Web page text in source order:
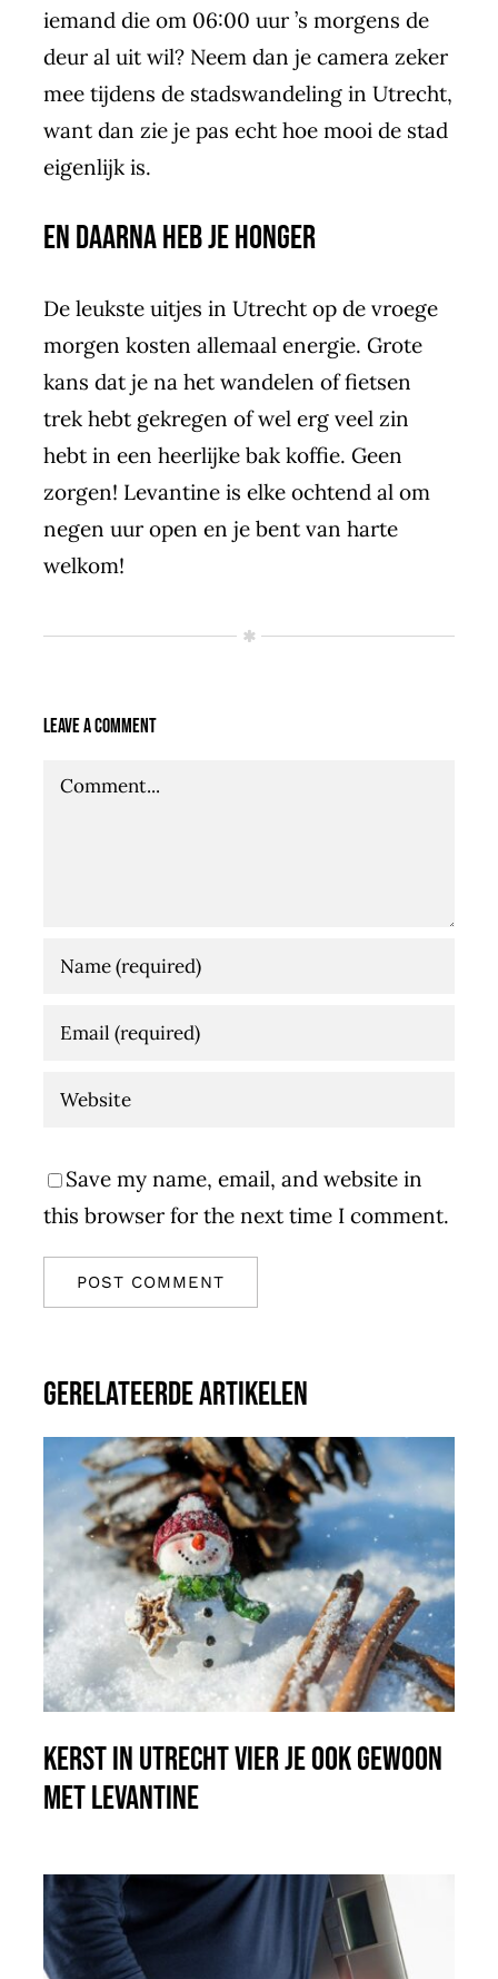
iemand die om 06:00 uur ’s morgens de
deur al uit wil? Neem dan je camera zeker
mee tijdens de stadswandeling in Utrecht,
want dan zie je pas echt hoe mooi de stad
eigenlijk is.
En daarna heb je honger
De leukste uitjes in Utrecht op de vroege
morgen kosten allemaal energie. Grote
kans dat je na het wandelen of fietsen
trek hebt gekregen of wel erg veel zin
hebt in een heerlijke bak koffie. Geen
zorgen! Levantineis elke ochtend al om
negen uur open en je bent van harte
welkom!
Leave A Comment
Comment
Save my name, email, and website in
this browser for the next time I comment.
Gerelateerde artikelen
Kerst in Utrecht vier je ook gewoon
met Levantine